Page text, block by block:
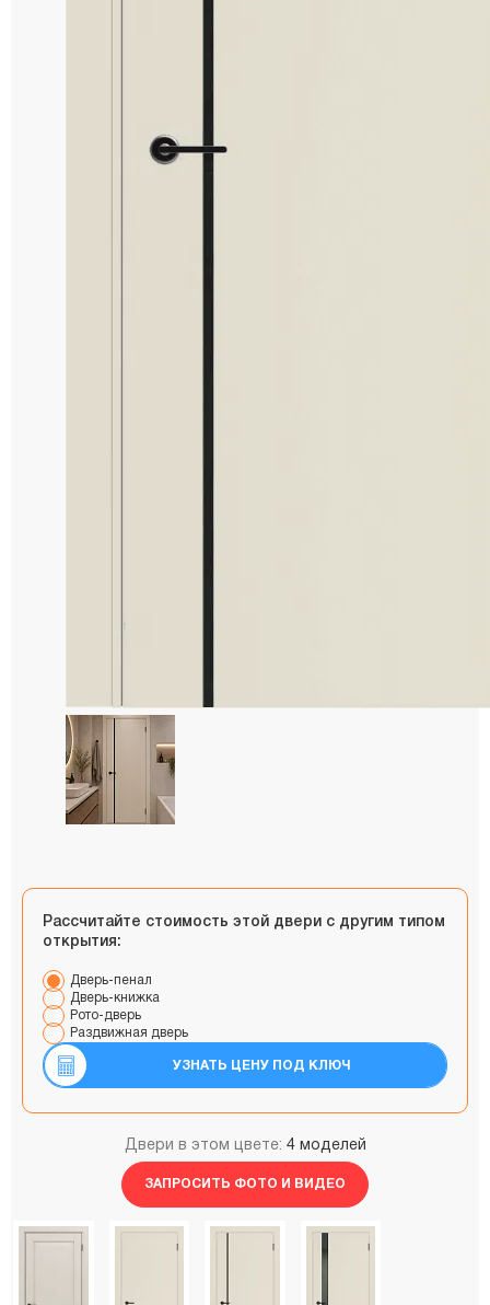
Рассчитайте стоимость этой двери с другим типом
открытия:
Дверь-пенал
Дверь-книжка
Рото-дверь
Раздвижная дверь
УЗНАТЬ ЦЕНУ ПОД КЛЮЧ
Двери в этом цвете: 4 моделей
ЗАПРОСИТЬ ФОТО И ВИДЕО